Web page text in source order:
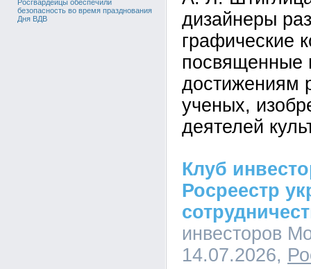
Росгвардейцы обеспечили
безопасность во время празднования
Дня ВДВ
дизайнеры
графические
достижениям
ученых,
деятелей
Клуб
Росреестр
инвесторов
14.07.2026,